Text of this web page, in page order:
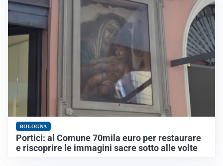
BOLOGNA
Portici: al Comune 70mila euro per restaurare
e riscoprire le immagini sacre sotto alle volte